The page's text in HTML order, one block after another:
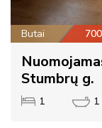
Butai
Stumbrų g.
1 1